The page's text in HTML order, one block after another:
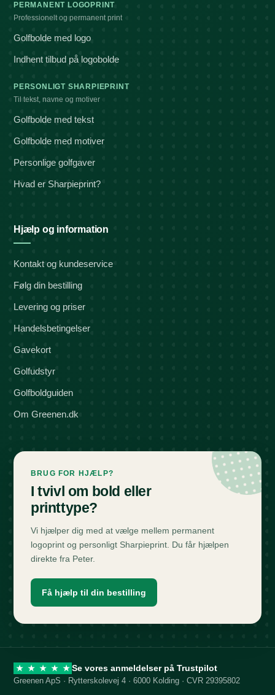
PERMANENT LOGOPRINT
Professionelt og permanent print
Golfbolde med logo
Indhent tilbud på logobolde
PERSONLIGT SHARPIEPRINT
Til tekst, navne og motiver
Golfbolde med tekst
Golfbolde med motiver
Personlige golfgaver
Hvad er Sharpieprint?
Hjælp og information
Kontakt og kundeservice
Følg din bestilling
Levering og priser
Handelsbetingelser
Gavekort
Golfudstyr
Golfboldguiden
Om Greenen.dk
BRUG FOR HJÆLP?
I tvivl om bold eller
printtype?
Vi hjælper dig med at vælge mellem permanent
logoprint og personligt Sharpieprint. Du får hjælpen
direkte fra Peter.
Få hjælp til din bestilling
Greenen ApS · Rytterskolevej 4 · 6000 Kolding · CVR 29395802
★ ★ ★ ★ ★ Se vores anmeldelser på Trustpilot